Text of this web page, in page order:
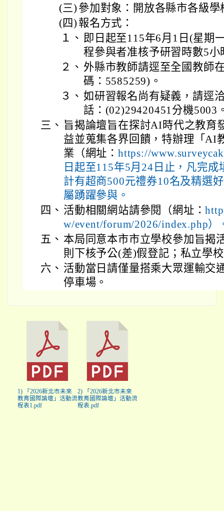
(三) 參加對象：開放各縣市各級
(四) 報名方式：
１、 即日起至115年6月1日(星期
程參與者准核予研習時數5小
２、 外縣市教師請逕至全國教師
碼：5585259)。
３、 如研習報名尚有疑義，請逕
話：(02)29420451分機5003
三、 旨揭論壇旨在探討AI時代之教育
益並蒐集各界回饋，特辦理「AI
業（網址： https://
日起至115年5月24日止，凡完
計有超商500元禮券10名及精選
屬踴躍參與。
四、 活動相關網站請參閱（網址：
w/event/forum/2026/index.php）
五、 本局同意本市市立學校參加旨揭
則下核予公(差)假登記；私立學
六、 活動當日請僅量搭乘大眾運輸交
停車場。
1) 「2026新北市未來
教育國際論壇」活動流
程表1.pdf
2) 「2026新北市未來
教育國際論壇」活動流
程表.pdf